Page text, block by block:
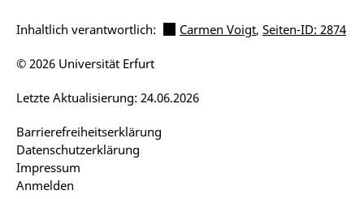
Inhaltlich verantwortlich: Carmen Voigt, Seiten-ID: 2874
Barrierefreiheitserklärung
Datenschutzerklärung
Impressum
Anmelden
Letzte Aktualisierung: 24.06.2026
© 2026 Universität Erfurt